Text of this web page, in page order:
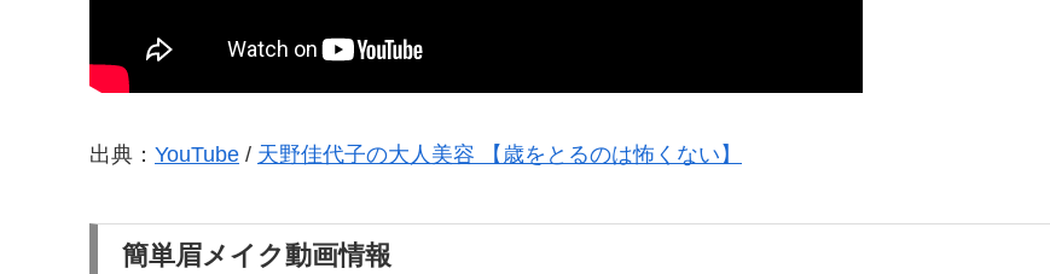
出典： YouTube / 天野佳代子の大人美容 【歳をとるのは怖くない】
簡単眉メイク動画情報